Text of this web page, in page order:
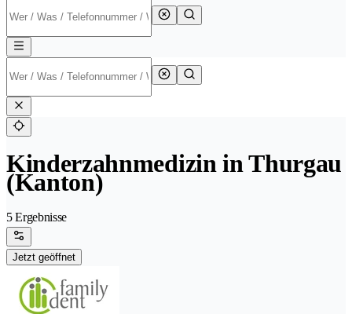
Kinderzahnmedizin in Thurgau
(Kanton)
5 Ergebnisse
Jetzt geöffnet